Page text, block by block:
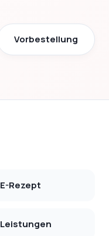
Vorbestellung
E-Rezept
Leistungen